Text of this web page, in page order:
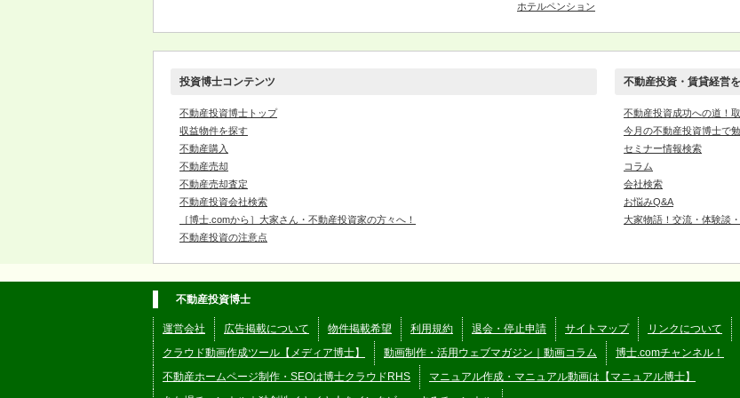
ホテルペンション
投資博士コンテンツ
不動産投資博士トップ
収益物件を探す
不動産購入
不動産売却
不動産売却査定
不動産投資会社検索
［博士.comから］大家さん・不動産投資家の方々へ！
不動産投資の注意点
不動産投資・賃貸経営
不動産投資成功への道！
今月の不動産投資博士で
セミナー情報検索
コラム
会社検索
お悩みQ&A
大家物語！交流・体験談
不動産投資博士
運営会社 広告掲載について 物件掲載希望 利用規約 退会・停止申請 サイトマップ リンクについて
クラウド動画作成ツール【メディア博士】
動画制作・活用ウェブマガジン｜動画コラム
博士.comチャンネル！
不動産ホームページ制作・SEOは博士クラウドRHS
マニュアル作成・マニュアル動画は【マニュアル博士】